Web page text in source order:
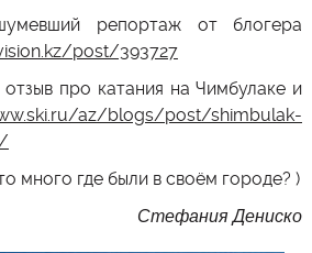
репортаж от блогера
post/393727
про катания на Чимбулаке и
az/blogs/post/shimbulak-
много где были в своём городе? )
Стефания Дениско